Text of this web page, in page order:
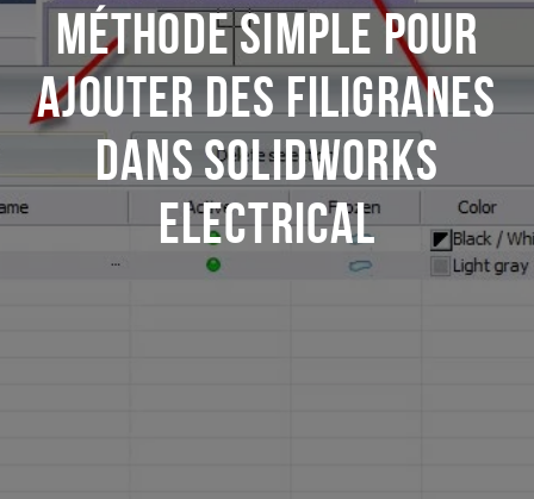
Méthode simple pour
ajouter des filigranes
dans SOLIDWORKS
Electrical